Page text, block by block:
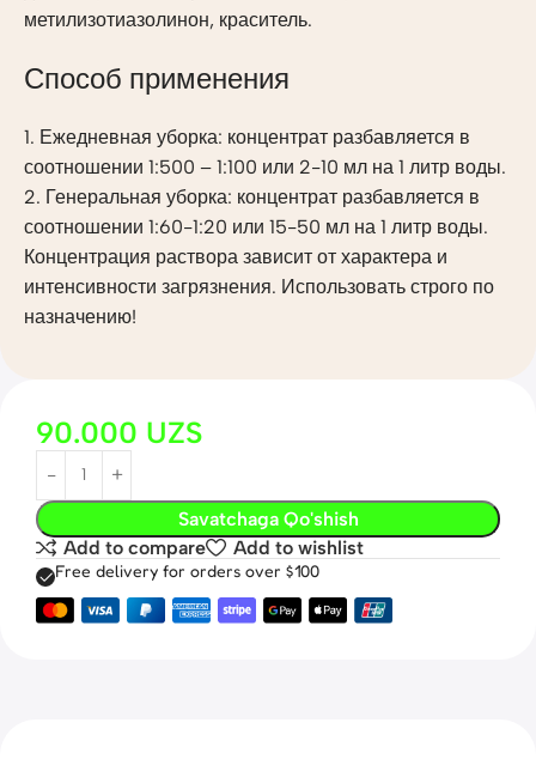
метилизотиазолинон, краситель.
Способ применения
1. Ежедневная уборка: концентрат разбавляется в
соотношении 1:500 – 1:100 или 2-10 мл на 1 литр воды.
2. Генеральная уборка: концентрат разбавляется в
соотношении 1:60-1:20 или 15-50 мл на 1 литр воды.
Концентрация раствора зависит от характера и
интенсивности загрязнения. Использовать строго по
назначению!
90.000 UZS
Savatchaga Qo'shish
Add to compare
Add to wishlist
Free delivery for orders over $100